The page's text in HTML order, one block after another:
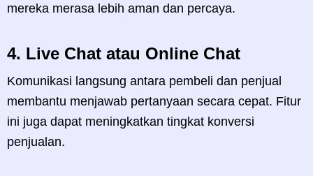
mereka merasa lebih aman dan percaya.
4. Live Chat atau Online Chat
Komunikasi langsung antara pembeli dan penjual
membantu menjawab pertanyaan secara cepat. Fitur
ini juga dapat meningkatkan tingkat konversi
penjualan.